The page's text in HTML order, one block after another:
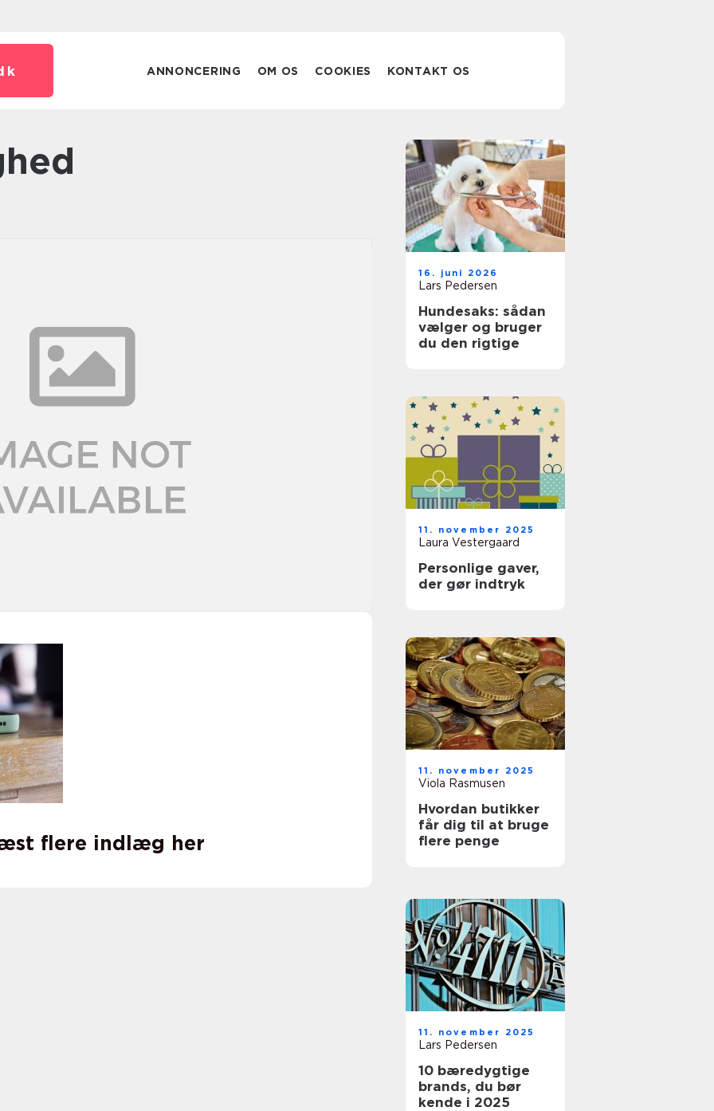
ANNONCERING OM OS COOKIES KONTAKT OS
flere indlæg her
16. juni 2026
Lars Pedersen
Hundesaks: sådan
vælger og bruger
du den rigtige
11. november 2025
Laura Vestergaard
Personlige gaver,
der gør indtryk
11. november 2025
Viola Rasmusen
Hvordan butikker
får dig til at bruge
flere penge
11. november 2025
Lars Pedersen
10 bæredygtige
brands, du bør
kende i 2025